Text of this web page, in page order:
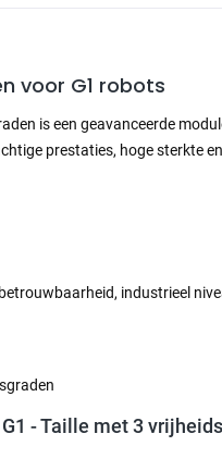
voor G1 robots
is een geavanceerde
prestaties, hoge sterkte
industrieel
- Taille met 3